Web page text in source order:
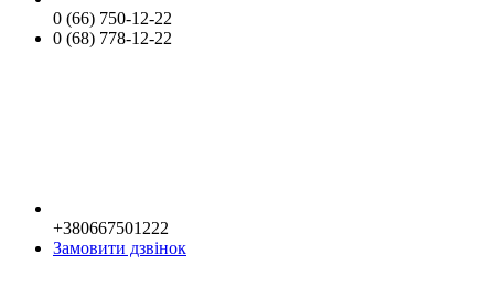
0 (66) 750-12-22
0 (68) 778-12-22
+380667501222
Замовити дзвінок